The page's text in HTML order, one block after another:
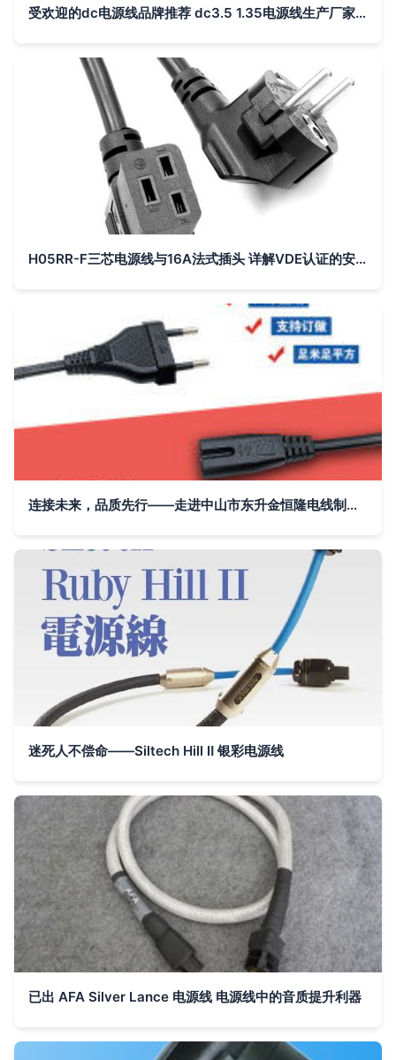
受欢迎的dc电源线品牌推荐 dc3.5 1.35电源线生产厂家,受欢迎的dc电源线品牌推荐 dc3.5 1.35电源线生产厂家生产厂家,受欢迎的dc电源线品牌推荐 dc3.5 1
H05RR-F三芯电源线与16A法式插头 详解VDE认证的安全保障
连接未来，品质先行——走进中山市东升金恒隆电线制造厂
迷死人不偿命——Siltech Hill Ⅱ 银彩电源线
已出 AFA Silver Lance 电源线 电源线中的音质提升利器